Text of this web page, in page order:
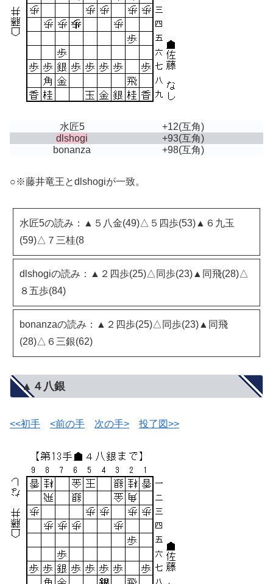
水匠5 +12(互角)
dlshogi
+93(互角)
bonanza
+98(互角)
○※藤井竜王とdlshogiが一致。
水匠5の読み：▲５八金(49)△５四歩(53)▲６九玉
(59)△７三桂(8
dlshogiの読み：▲２四歩(25)△同歩(23)▲同飛(28)△
８五歩(84)
bonanzaの読み：▲２四歩(25)△同歩(23)▲同飛
(28)△６三銀(62)
▲４八銀
<<初手 <前の手 次の手> 投了図>>